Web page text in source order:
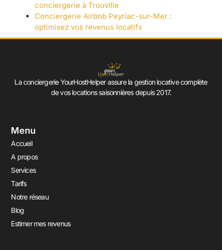
conciergerie à Trouville
Conciergerie Airbnb Peyriac-sur-Mer :
optimisez vos revenus locatifs
La conciergerie YourHostHelper assure la gestion locative complète
de vos locations saisonnières depuis 2017.
Menu
Accueil
A propos
Services
Tarifs
Notre réseau
Blog
Estimer mes revenus